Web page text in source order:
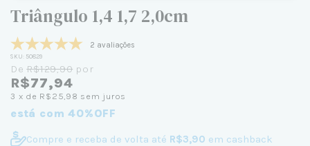
Triângulo 1,4 1,7 2,0cm
2 avaliações
SKU: 50829
DeR$129,90 por
R$77,94
3 x de R$25,98 sem juros
está com 40%OFF
Compre e receba de volta até R$3,90 em cashback